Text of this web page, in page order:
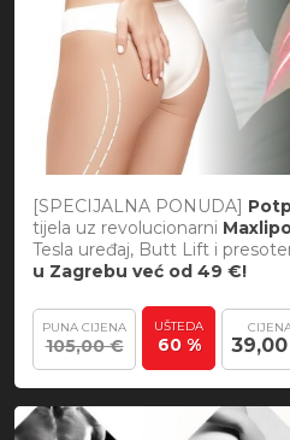
[SPECIJALNA PONUDA]
tijela uz revolucionarni
Tesla uređaj, Butt Lift i
u Zagrebu već od 49 €!
PUNA CIJENA
105,00 €
UŠTEDA
60 %